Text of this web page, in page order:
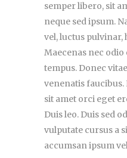
semper libero, sit
neque sed ipsum.
vel, luctus
Maecenas nec
tempus. Donec
venenatis faucibus.
sit amet orci eget
Duis leo. Duis sed
vulputate cursus a
accumsan ipsum